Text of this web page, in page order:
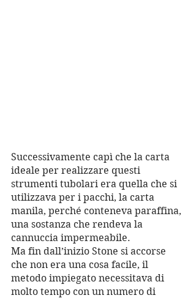
Successivamente capì che la carta
ideale per realizzare questi
strumenti tubolari era quella che si
utilizzava per i pacchi, la carta
manila, perché conteneva paraffina,
una sostanza che rendeva la
cannuccia impermeabile.
Ma fin dall’inizio Stone si accorse
che non era una cosa facile, il
metodo impiegato necessitava di
molto tempo con un numero di